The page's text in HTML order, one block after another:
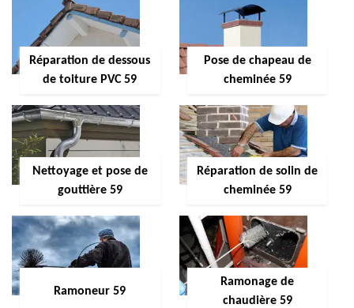
Réparation de dessous
de toiture PVC 59
Pose de chapeau de
cheminée 59
Nettoyage et pose de
gouttière 59
Réparation de solin de
cheminée 59
Ramoneur 59
Ramonage de
chaudière 59